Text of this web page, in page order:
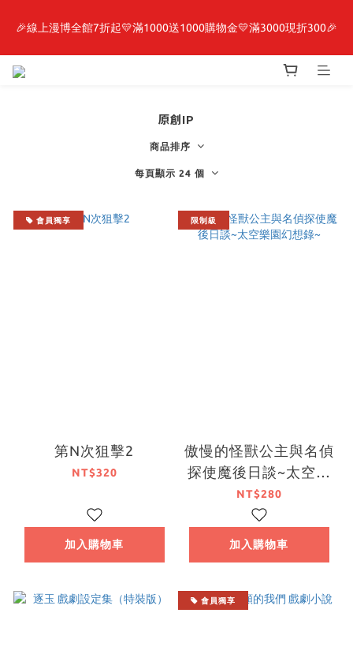
最新開賣🔥「全知讀者視角」 周邊商品
🎉線上漫博全館7折起💛滿1000送1000購物金💛滿3000現折300🎉
【抽籤堂】 影之強者、你又被殺了呢，偵探大人、約會大作戰、
原創IP
商品排序
每頁顯示 24 個
會員獨享
第N次狙擊2
NT$320
加入購物車
限制級
傲慢的怪獸公主與名偵
探使魔後日談~太空樂
園幻想錄~
NT$280
加入購物車
會員獨享